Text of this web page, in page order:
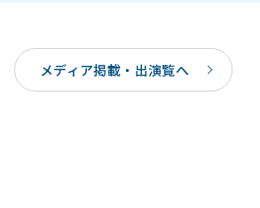
メディア掲載・出演覧へ